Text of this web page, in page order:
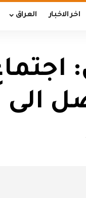
اخر الاخبار العراق
الى